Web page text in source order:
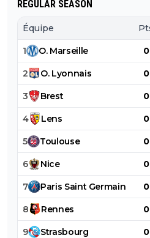
REGULAR SEASON
Équipe
1 O. Marseille 0
2 O. Lyonnais 0
3 Brest 0
4 Lens 0
5 Toulouse 0
6 Nice 0
7 Paris Saint Germain 0
8 Rennes 0
9 Strasbourg 0